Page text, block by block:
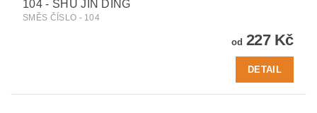
104 - SHU JIN DING
SMĚS ČÍSLO - 104
od 227 Kč
DETAIL